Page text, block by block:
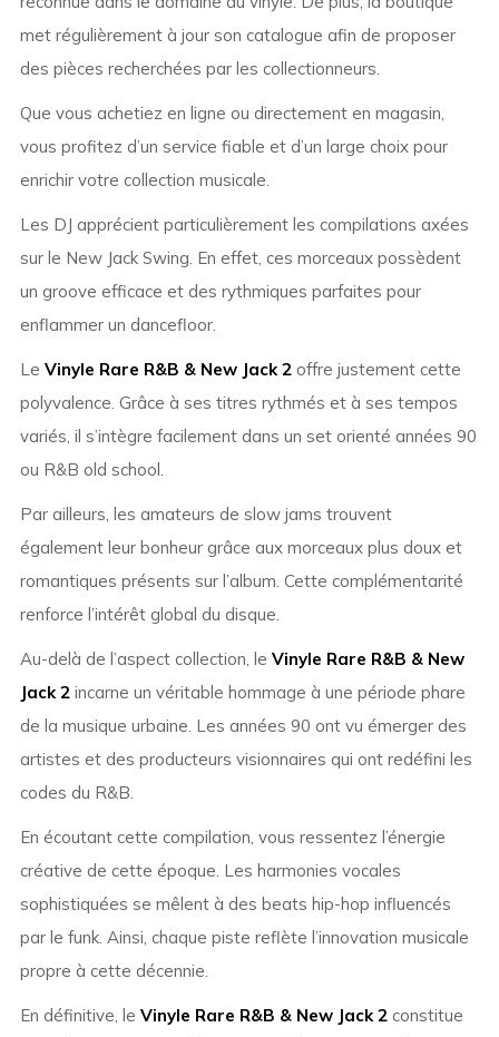
met régulièrement à jour son catalogue afin de proposer
des pièces recherchées par les collectionneurs.
Que vous achetiez en ligne ou directement en magasin,
vous profitez d’un service fiable et d’un large choix pour
enrichir votre collection musicale.
Les DJ apprécient particulièrement les compilations axées
sur le New Jack Swing. En effet, ces morceaux possèdent
un groove efficace et des rythmiques parfaites pour
enflammer un dancefloor.
Le Vinyle Rare R&B & New Jack 2offre justement cette
polyvalence. Grâce à ses titres rythmés et à ses tempos
variés, il s’intègre facilement dans un set orienté années 90
ou R&B old school.
Par ailleurs, les amateurs de slow jams trouvent
également leur bonheur grâce aux morceaux plus doux et
romantiques présents sur l’album. Cette complémentarité
renforce l’intérêt global du disque.
Au-delà de l’aspect collection, le Vinyle Rare R&B & New
Jack 2incarne un véritable hommage à une période phare
de la musique urbaine. Les années 90 ont vu émerger des
artistes et des producteurs visionnaires qui ont redéfini les
codes du R&B.
En écoutant cette compilation, vous ressentez l’énergie
créative de cette époque. Les harmonies vocales
sophistiquées se mêlent à des beats hip-hop influencés
par le funk. Ainsi, chaque piste reflète l’innovation musicale
propre à cette décennie.
En définitive, le Vinyle Rare R&B & New Jack 2constitue